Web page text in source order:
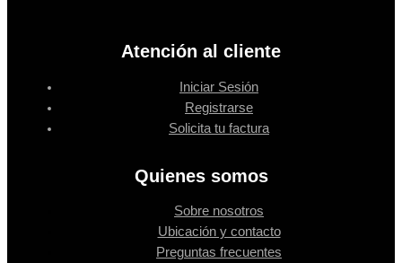
Atención al cliente
Iniciar Sesión
Registrarse
Solicita tu factura
Quienes somos
Sobre nosotros
Ubicación y contacto
Preguntas frecuentes